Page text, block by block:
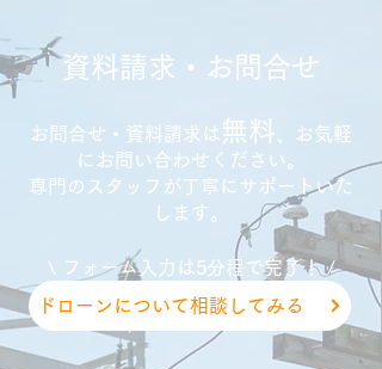
資料請求・お問合せ
お問合せ・資料請求は 無料
お気軽
にお問い合わせください。
専門のスタッフが丁寧にサポートいた
します。
\ フォーム入力は5分程で完了！ /
ドローンについて相談してみる